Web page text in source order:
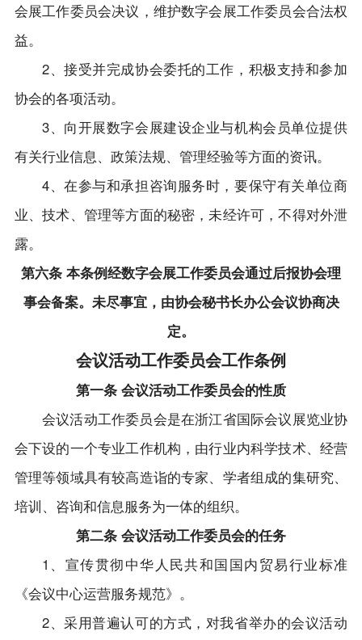
会展工作委员会决议，维护数字会展工作委员会合法权
益。
2、接受并完成协会委托的工作，积极支持和参加
协会的各项活动。
3、向开展数字会展建设企业与机构会员单位提供
有关行业信息、政策法规、管理经验等方面的资讯。
4、在参与和承担咨询服务时，要保守有关单位商
业、技术、管理等方面的秘密，未经许可，不得对外泄
露。
第六条 本条例经数字会展工作委员会通过后报协会理
事会备案。未尽事宜，由协会秘书长办公会议协商决
定。
会议活动工作委员会工作条例
第一条 会议活动工作委员会的性质
会议活动工作委员会是在浙江省国际会议展览业协
会下设的一个专业工作机构，由行业内科学技术、经营
管理等领域具有较高造诣的专家、学者组成的集研究、
培训、咨询和信息服务为一体的组织。
第二条 会议活动工作委员会的任务
1、宣传贯彻中华人民共和国国内贸易行业标准
《会议中心运营服务规范》。
2、采用普遍认可的方式，对我省举办的会议活动